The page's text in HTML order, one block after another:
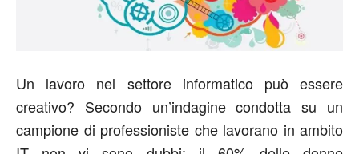
Un lavoro nel settore informatico può essere
creativo? Secondo un’indagine condotta su un
campione di professioniste che lavorano in ambito